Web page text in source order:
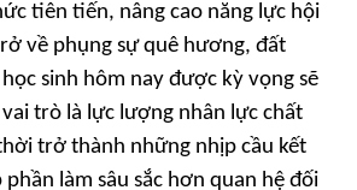
tiên tiến, nâng cao năng lực hội
về phụng sự quê hương, đất
sinh hôm nay được kỳ vọng sẽ
trò là lực lượng nhân lực chất
trở thành những nhịp cầu kết
làm sâu sắc hơn quan hệ đối